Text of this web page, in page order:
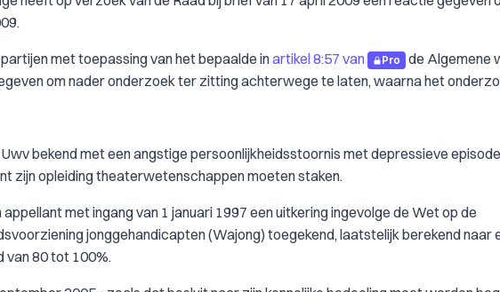
met toepassing van het bepaalde inartikel 8:57 van Pro
de Algemene
om nader onderzoek ter zitting achterwege te laten, waarna het
bekend met een angstige persoonlijkheidsstoornis met depressieve
zijn opleiding theaterwetenschappen moeten staken.
met ingang van 1 januari 1997 een uitkering ingevolge de Wet op de
jonggehandicapten (Wajong) toegekend, laatstelijk berekend naar
van 80 tot 100%.